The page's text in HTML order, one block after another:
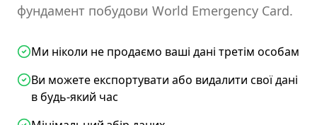
фундамент побудови World Emergency Card.
Ми ніколи не продаємо ваші дані третім особам
Ви можете експортувати або видалити свої дані
в будь-який час